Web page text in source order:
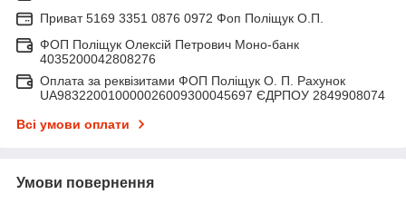
Приват 5169 3351 0876 0972 Фоп Поліщук О.П.
ФОП Поліщук Олексій Петрович Моно-банк
4035200042808276
Оплата за реквізитами ФОП Поліщук О. П. Рахунок
UA983220010000026009300045697 ЄДРПОУ 2849908074
Всі умови оплати
Умови повернення